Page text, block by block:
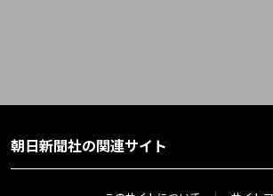
朝日新聞社の関連サイト